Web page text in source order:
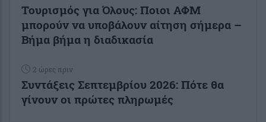
Τουρισμός για Όλους: Ποιοι ΑΦΜ
μπορούν να υποβάλουν αίτηση σήμερα –
Βήμα βήμα η διαδικασία
2 ώρες πριν
Συντάξεις Σεπτεμβρίου 2026: Πότε θα
γίνουν οι πρώτες πληρωμές